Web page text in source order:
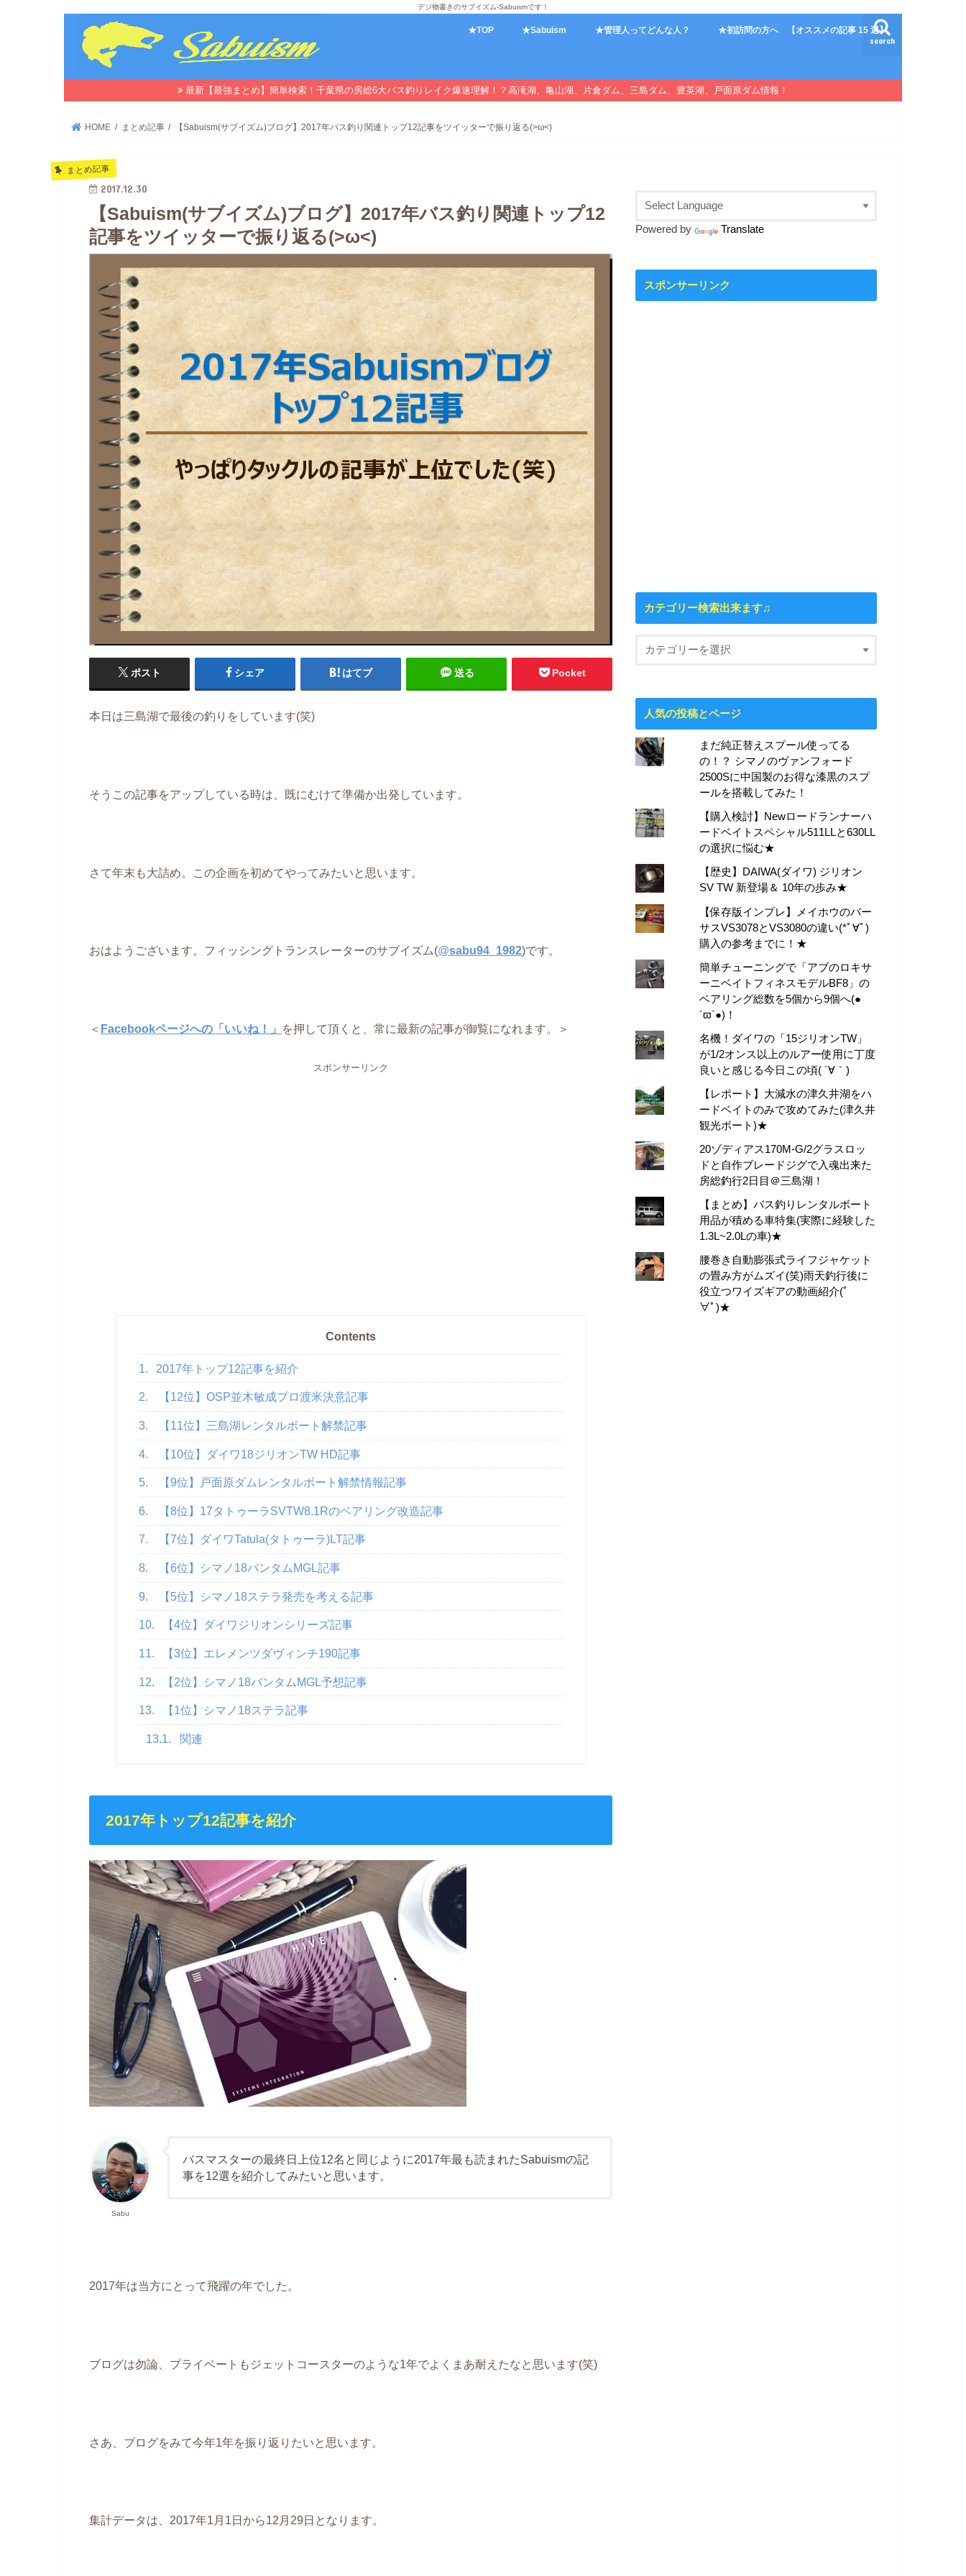
デジ物書きのサブイズム-Sabuismです！
search
★TOP ★Sabuism ★管理人ってどんな人？ ★初訪問の方へ 【オススメの記事 15 選】
最新【最強まとめ】簡単検索！千葉県の房総6大バス釣りレイク爆速理解！？高滝湖、亀山湖、片倉ダム、三島ダム、豊英湖、戸面原ダム情報！
HOME まとめ記事 【Sabuism(サブイズム)ブログ】2017年バス釣り関連トップ12記事をツイッターで振り返る(>ω<)
まとめ記事
2017.12.30
【Sabuism(サブイズム)ブログ】2017年バス釣り関連トップ12
記事をツイッターで振り返る(>ω<)
ポスト シェア はてブ 送る Pocket
本日は三島湖で最後の釣りをしています(笑)
そうこの記事をアップしている時は、既にむけて準備か出発しています。
さて年末も大詰め。この企画を初めてやってみたいと思います。
おはようございます。フィッシングトランスレーターのサブイズム(@sabu94_1982)です。
＜ Facebookページへの「いいね！」 を押して頂くと、常に最新の記事が御覧になれます。＞
スポンサーリンク
Contents
1. 2017年トップ12記事を紹介
2. 【12位】OSP並木敏成プロ渡米決意記事
3. 【11位】三島湖レンタルボート解禁記事
4. 【10位】ダイワ18ジリオンTW HD記事
5. 【9位】戸面原ダムレンタルボート解禁情報記事
6. 【8位】17タトゥーラSVTW8.1Rのベアリング改造記事
7. 【7位】ダイワTatula(タトゥーラ)LT記事
8. 【6位】シマノ18バンタムMGL記事
9. 【5位】シマノ18ステラ発売を考える記事
10. 【4位】ダイワジリオンシリーズ記事
11. 【3位】エレメンツダヴィンチ190記事
12. 【2位】シマノ18バンタムMGL予想記事
13. 【1位】シマノ18ステラ記事
13.1. 関連
2017年トップ12記事を紹介
Sabu
バスマスターの最終日上位12名と同じように2017年最も読まれたSabuismの記
事を12選を紹介してみたいと思います。
2017年は当方にとって飛躍の年でした。
ブログは勿論、プライベートもジェットコースターのような1年でよくまあ耐えたなと思います(笑)
さあ、ブログをみて今年1年を振り返りたいと思います。
集計データは、2017年1月1日から12月29日となります。
Powered by Translate
スポンサーリンク
カテゴリー検索出来ます♫
人気の投稿とページ
まだ純正替えスプール使ってる
の！？ シマノのヴァンフォード
2500Sに中国製のお得な漆黒のスプ
ールを搭載してみた！
【購入検討】Newロードランナーハ
ードベイトスペシャル511LLと630LL
の選択に悩む★
【歴史】DAIWA(ダイワ) ジリオン
SV TW 新登場＆ 10年の歩み★
【保存版インプレ】メイホウのバー
サスVS3078とVS3080の違い(*ﾟ∀ﾟ)
購入の参考までに！★
簡単チューニングで「アブのロキサ
ーニベイトフィネスモデルBF8」の
ベアリング総数を5個から9個へ(●
´ϖ`●)！
名機！ダイワの「15ジリオンTW」
が1/2オンス以上のルアー使用に丁度
良いと感じる今日この頃( ´∀｀)
【レポート】大減水の津久井湖をハ
ードベイトのみで攻めてみた(津久井
観光ボート)★
20ゾディアス170M-G/2グラスロッ
ドと自作ブレードジグで入魂出来た
房総釣行2日目＠三島湖！
【まとめ】バス釣りレンタルボート
用品が積める車特集(実際に経験した
1.3L~2.0Lの車)★
腰巻き自動膨張式ライフジャケット
の畳み方がムズイ(笑)雨天釣行後に
役立つワイズギアの動画紹介(ﾟ
∀ﾟ)★